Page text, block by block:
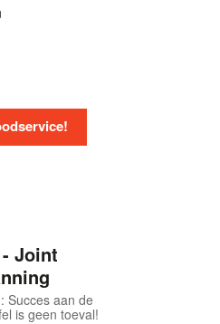
Joint
Succes aan de
is geen toeval!